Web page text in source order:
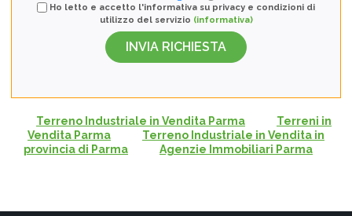
Ho letto e accetto l'informativa su privacy e condizioni di
utilizzo del servizio (informativa)
Terreno Industriale in Vendita Parma
Terreni in
Vendita Parma
Terreno Industriale in Vendita in
provincia di Parma
Agenzie Immobiliari Parma